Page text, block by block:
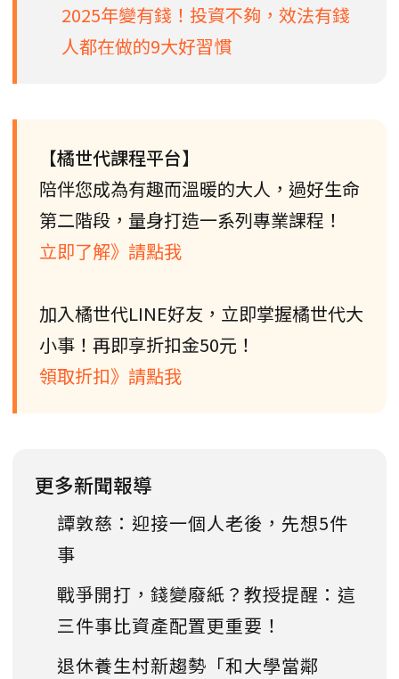
2025年變有錢！投資不夠，效法有錢
人都在做的9大好習慣
【橘世代課程平台】
陪伴您成為有趣而溫暖的大人，過好生命
第二階段，量身打造一系列專業課程！
立即了解》請點我
加入橘世代LINE好友，立即掌握橘世代大
小事！再即享折扣金50元！
領取折扣》請點我
更多新聞報導
譚敦慈：迎接一個人老後，先想5件
事
戰爭開打，錢變廢紙？教授提醒：這
三件事比資產配置更重要！
退休養生村新趨勢「和大學當鄰